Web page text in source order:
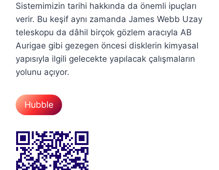
Sistemimizin tarihi hakkında da önemli ipuçları
verir. Bu keşif aynı zamanda James Webb Uzay
teleskopu da dâhil birçok gözlem aracıyla AB
Aurigae gibi gezegen öncesi disklerin kimyasal
yapısıyla ilgili gelecekte yapılacak çalışmaların
yolunu açıyor.
Hubble